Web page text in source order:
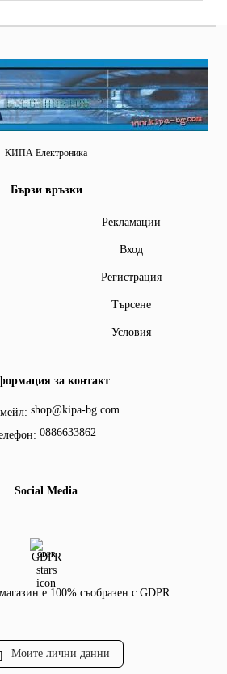
КИПА Електроника
Бързи връзки
Рекламации
Вход
Регистрация
Търсене
Условия
за контакт
shop@kipa-bg.com
0886633862
Social Media
GDPR
е 100% съобразен с GDPR.
Моите лични данни